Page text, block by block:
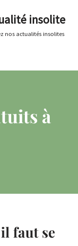
insolite
nos actualités insolites
à
faut se